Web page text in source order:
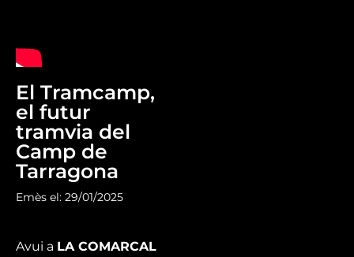
El Tramcamp,
el futur
tramvia del
Camp de
Tarragona
Emès el: 29/01/2025
Avui a LA COMARCAL